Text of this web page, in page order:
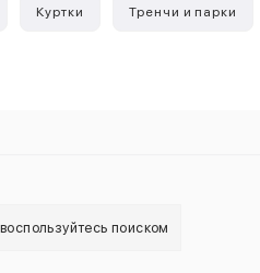
Куртки Тренчи и парки
поиском